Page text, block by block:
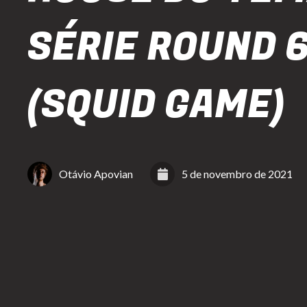
SÉRIE ROUND
(SQUID GAME)
Otávio Apovian 5 de novembro de 2021